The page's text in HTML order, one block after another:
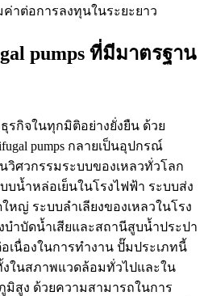
าต่อการลงทุนในระยะยาว
pumps ที่มีมาตรฐาน
รกิจในทุกมิติอย่างยั่งยืน ด้วย
pumps กลายเป็นอุปกรณ์
ศวกรรมระบบของเหลวทั่วโลก
บน้ำหล่อเย็นในโรงไฟฟ้า ระบบส่ง
หญ่ ระบบลำเลียงของเหลวในโรง
ำบัดน้ำเสียและสถานีสูบน้ำประปา
เนื่องในการทำงาน ปั๊มประเภทนี้
ในสภาพแวดล้อมทั่วไปและใน
สูง ด้วยความสามารถในการ